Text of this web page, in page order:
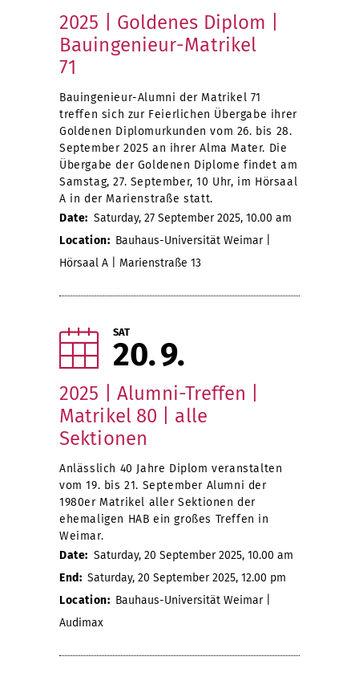
2025 | Goldenes Diplom |
Bauingenieur-Matrikel
71
Bauingenieur-Alumni der Matrikel 71
treffen sich zur Feierlichen Übergabe ihrer
Goldenen Diplomurkunden vom 26. bis 28.
September 2025 an ihrer Alma Mater. Die
Übergabe der Goldenen Diplome findet am
Samstag, 27. September, 10 Uhr, im Hörsaal
A in der Marienstraße statt.
Date: Saturday, 27 September 2025, 10.00 am
Location: Bauhaus-Universität Weimar |
Hörsaal A | Marienstraße 13
SAT
20 9
2025 | Alumni-Treffen |
Matrikel 80 | alle
Sektionen
Anlässlich 40 Jahre Diplom veranstalten
vom 19. bis 21. September Alumni der
1980er Matrikel aller Sektionen der
ehemaligen HAB ein großes Treffen in
Weimar.
Date: Saturday, 20 September 2025, 10.00 am
End: Saturday, 20 September 2025, 12.00 pm
Location: Bauhaus-Universität Weimar |
Audimax